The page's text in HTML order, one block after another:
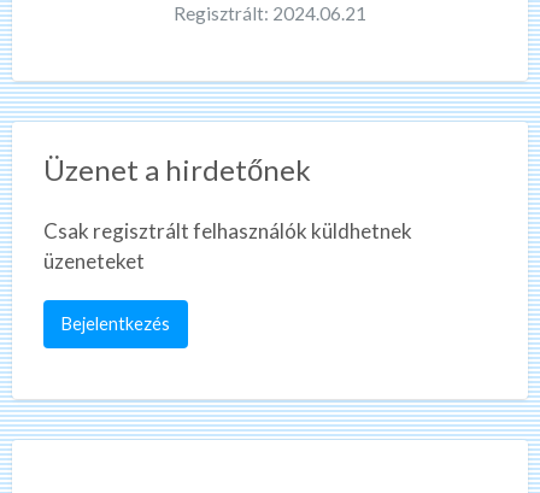
Regisztrált: 2024.06.21
Üzenet a hirdetőnek
Csak regisztrált felhasználók küldhetnek
üzeneteket
Bejelentkezés